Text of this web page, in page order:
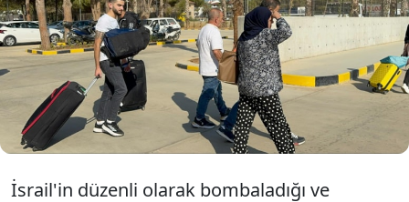
İsrail'in saldırı düzenlediği Lübnan'dan
ayrılan, aralarında Türklerin de olduğu
361 kişi, gemi ile Mersin'in Silifke
ilçesine geldi.
İsrail'in düzenli olarak bombaladığı ve